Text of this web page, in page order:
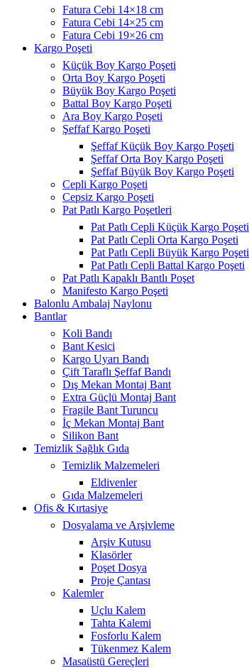
Fatura Cebi 14×18 cm
Fatura Cebi 14×25 cm
Fatura Cebi 19×26 cm
Kargo Poşeti
Küçük Boy Kargo Poşeti
Orta Boy Kargo Poşeti
Büyük Boy Kargo Poşeti
Battal Boy Kargo Poşeti
Ara Boy Kargo Poşeti
Şeffaf Kargo Poşeti
Şeffaf Küçük Boy Kargo Poşeti
Şeffaf Orta Boy Kargo Poşeti
Şeffaf Büyük Boy Kargo Poşeti
Cepli Kargo Poşeti
Cepsiz Kargo Poşeti
Pat Patlı Kargo Poşetleri
Pat Patlı Cepli Küçük Kargo Poşeti
Pat Patlı Cepli Orta Kargo Poşeti
Pat Patlı Cepli Büyük Kargo Poşeti
Pat Patlı Cepli Battal Kargo Poşeti
Pat Patlı Kapaklı Bantlı Poşet
Manifesto Kargo Poşeti
Balonlu Ambalaj Naylonu
Bantlar
Koli Bandı
Bant Kesici
Kargo Uyarı Bandı
Çift Taraflı Şeffaf Bandı
Dış Mekan Montaj Bant
Extra Güçlü Montaj Bant
Fragile Bant Turuncu
İç Mekan Montaj Bant
Silikon Bant
Temizlik Sağlık Gıda
Temizlik Malzemeleri
Eldivenler
Gıda Malzemeleri
Ofis & Kırtasiye
Dosyalama ve Arşivleme
Arşiv Kutusu
Klasörler
Poşet Dosya
Proje Çantası
Kalemler
Uçlu Kalem
Tahta Kalemi
Fosforlu Kalem
Tükenmez Kalem
Masaüstü Gereçleri